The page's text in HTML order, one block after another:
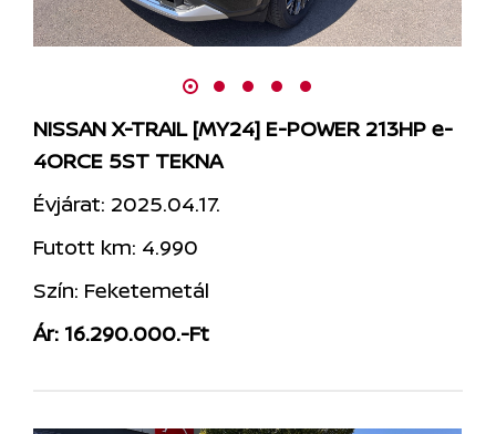
NISSAN X-TRAIL [MY24] E-POWER 213HP e-
4ORCE 5ST TEKNA
Évjárat: 2025.04.17.
Futott km: 4.990
Szín: Feketemetál
Ár: 16.290.000.-Ft